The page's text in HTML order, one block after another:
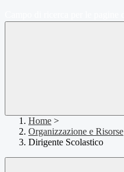
Home >
Organizzazione e Risorse
Dirigente Scolastico